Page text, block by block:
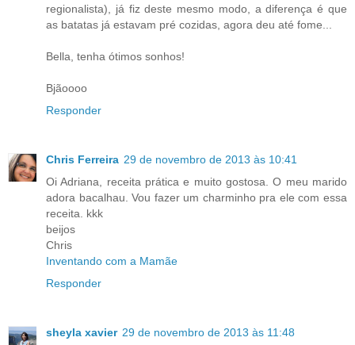
regionalista), já fiz deste mesmo modo, a diferença é que
as batatas já estavam pré cozidas, agora deu até fome...
Bella, tenha ótimos sonhos!
Bjãoooo
Responder
Chris Ferreira 29 de novembro de 2013 às 10:41
Oi Adriana, receita prática e muito gostosa. O meu marido
adora bacalhau. Vou fazer um charminho pra ele com essa
receita. kkk
beijos
Chris
Inventando com a Mamãe
Responder
sheyla xavier 29 de novembro de 2013 às 11:48